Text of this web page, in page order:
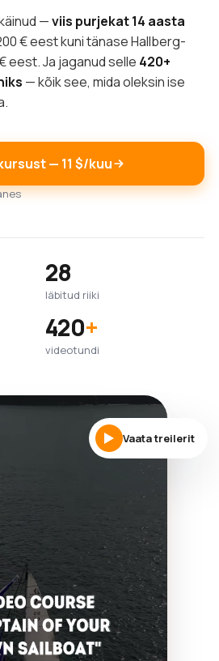
—viis purjekat 14 aasta
€ eest kuni tänase Hallberg-
eest. Ja jaganud selle 420+
— kõik see, mida oleksin ise
— 11 $/kuu
28
läbitud riiki
420+
videotundi
Vaata treilerit